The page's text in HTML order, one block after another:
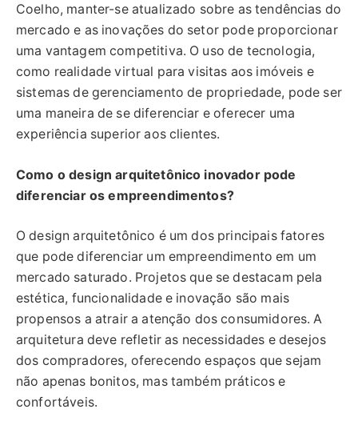
Coelho, manter-se atualizado sobre as tendências do
mercado e as inovações do setor pode proporcionar
uma vantagem competitiva. O uso de tecnologia,
como realidade virtual para visitas aos imóveis e
sistemas de gerenciamento de propriedade, pode ser
uma maneira de se diferenciar e oferecer uma
experiência superior aos clientes.
Como o design arquitetônico inovador pode
diferenciar os empreendimentos?
O design arquitetônico é um dos principais fatores
que pode diferenciar um empreendimento em um
mercado saturado. Projetos que se destacam pela
estética, funcionalidade e inovação são mais
propensos a atrair a atenção dos consumidores. A
arquitetura deve refletir as necessidades e desejos
dos compradores, oferecendo espaços que sejam
não apenas bonitos, mas também práticos e
confortáveis.